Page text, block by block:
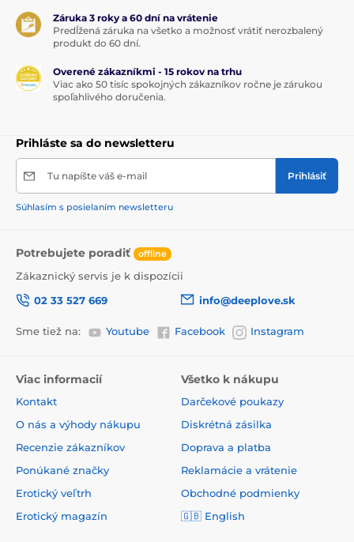
Záruka 3 roky a 60 dní na vrátenie
Predĺžená záruka na všetko a možnosť vrátiť nerozbalený
produkt do 60 dní.
Overené zákazníkmi - 15 rokov na trhu
Viac ako 50 tisíc spokojných zákazníkov ročne je zárukou
spoľahlivého doručenia.
Prihláste sa do newsletteru
Tu napíšte váš e-mail Prihlásiť
Súhlasím s posielaním newsletteru
Potrebujete poradiť offline
Zákaznický servis je k dispozícii
02 33 527 669
info@deeplove.sk
Sme tiež na: Youtube Facebook Instagram
Viac informacií
Kontakt
O nás a výhody nákupu
Recenzie zákazníkov
Ponúkané značky
Erotický veľtrh
Erotický magazín
Všetko k nákupu
Darčekové poukazy
Diskrétná zásilka
Doprava a platba
Reklamácie a vrátenie
Obchodné podmienky
🇬🇧 English